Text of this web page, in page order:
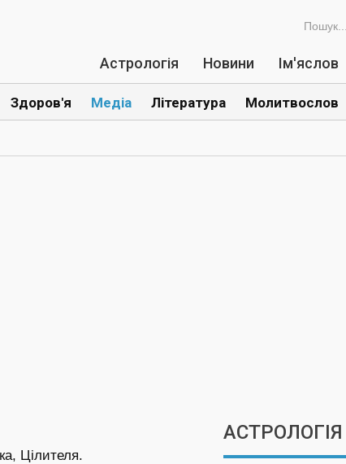
Астрологія Новини Ім'яслов
Здоров'я Медіа Література Молитвослов
Цілителя.
АСТРОЛОГІЯ